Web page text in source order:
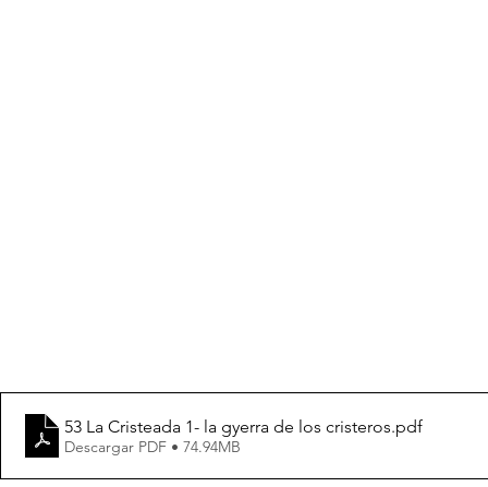
53 La Cristeada 1- la gyerra de los cristeros.pdf
Descargar PDF • 74.94MB